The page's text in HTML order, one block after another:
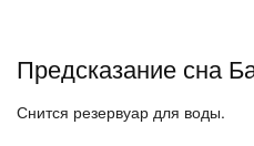
Предсказание сна
Снится резервуар для воды.